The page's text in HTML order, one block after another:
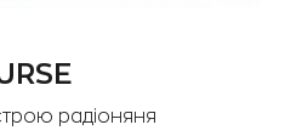
радіоняня